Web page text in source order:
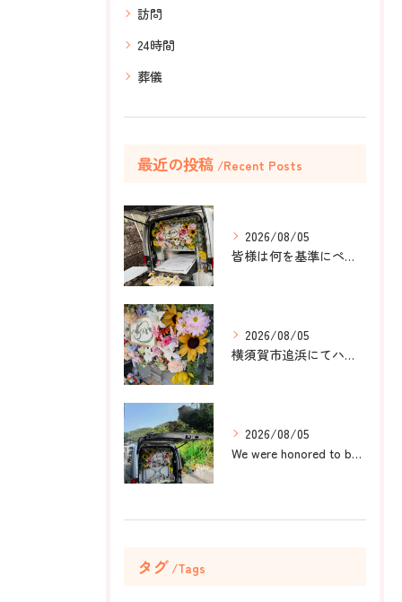
訪問
24時間
葬儀
最近の投稿 Recent Posts
2026/08/05
皆様は何を基準にペット葬儀社を選びますか？
2026/08/05
横須賀市追浜にてハムスターのみかんちゃんのペット火葬のお手伝...
2026/08/05
We were honored to be by your ...
タグ Tags